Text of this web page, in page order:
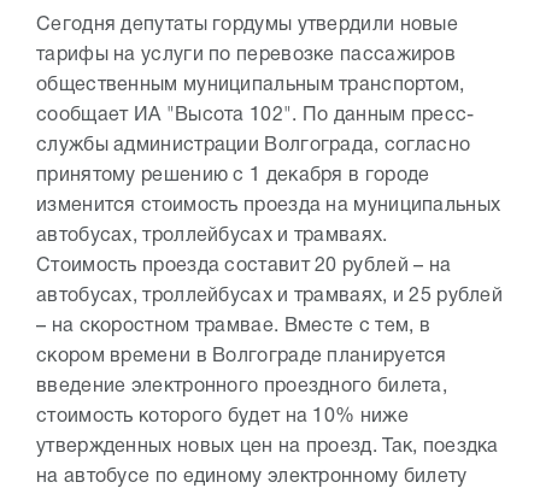
Сегодня депутаты гордумы утвердили новые
тарифы на услуги по перевозке пассажиров
общественным муниципальным транспортом,
сообщает ИА "Высота 102". По данным пресс-
службы администрации Волгограда, согласно
принятому решению с 1 декабря в городе
изменится стоимость проезда на муниципальных
автобусах, троллейбусах и трамваях.
Стоимость проезда составит 20 рублей – на
автобусах, троллейбусах и трамваях, и 25 рублей
– на скоростном трамвае. Вместе с тем, в
скором времени в Волгограде планируется
введение электронного проездного билета,
стоимость которого будет на 10% ниже
утвержденных новых цен на проезд. Так, поездка
на автобусе по единому электронному билету